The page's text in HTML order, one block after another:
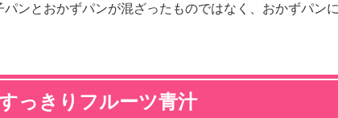
パンとおかずパンが混ざったものではなく、おかずパン
っきりフルーツ青汁